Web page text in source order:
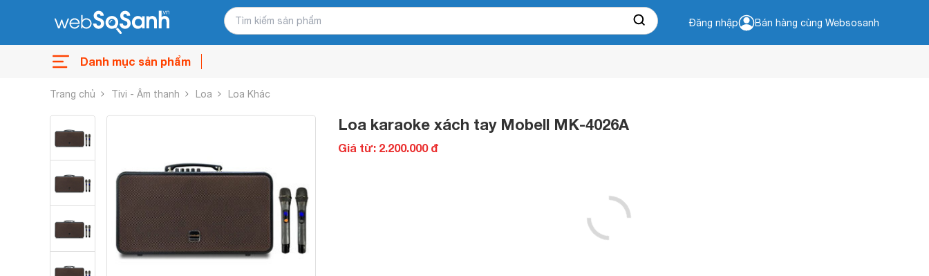
Đăng nhập Bán hàng cùng Websosanh
Danh mục sản phẩm
Trang chủ Tivi - Âm thanh Loa Loa Khác
Loa karaoke xách tay Mobell MK-4026A
Giá từ: 2.200.000 đ